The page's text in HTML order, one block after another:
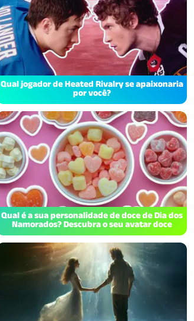
Qual jogador de Heated Rivalry se apaixonaria
por você?
Qual é a sua personalidade de doce de Dia dos
Namorados? Descubra o seu avatar doce